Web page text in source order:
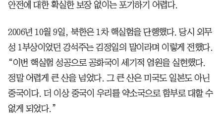
안전에 대한 확실한 보장 없이는 포기하기 어렵다.
2006년 10월 9일, 북한은 1차 핵실험을 단행했다. 당시 외무
성 1부상이었던 강석주는 김정일의 말이라며 이렇게 전했다.
“이번 핵실험 성공으로 공화국이 세기적 염원을 실현했다.
정말 어렵게 큰 산을 넘었다. 그 큰 산은 미국도 일본도 아닌
중국이다. 더 이상 중국이 우리를 약소국으로 함부로 대할 수
없게 되었다.”